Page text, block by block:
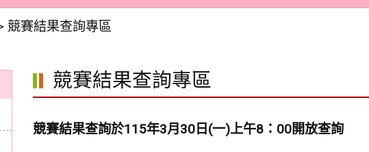
競賽結果查詢專區
競賽結果查詢專區
競賽結果查詢於115年3月30日(一)上午8：00開放查詢